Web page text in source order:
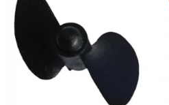
Textile
Textile camera
USB
Uscatoare de par